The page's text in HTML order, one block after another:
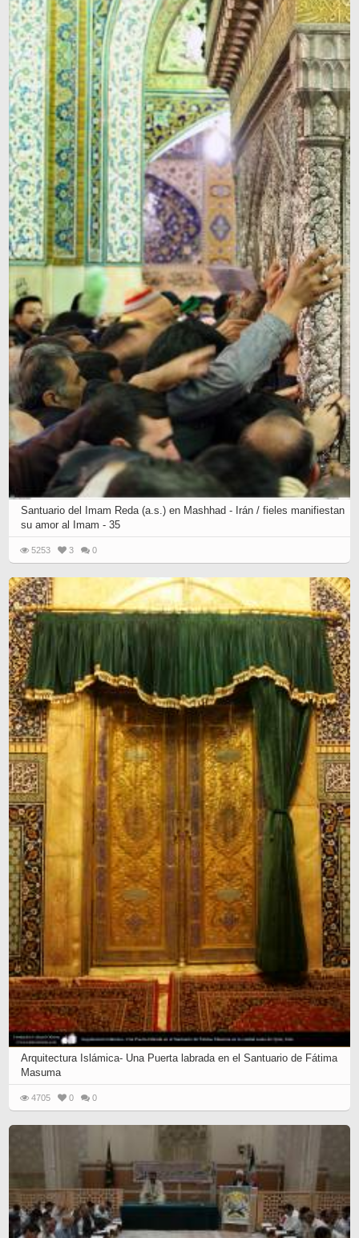
Santuario del Imam Reda (a.s.) en Mashhad - Irán / fieles manifiestan
su amor al Imam - 35
5253 3 0
Arquitectura Islámica- Una Puerta labrada en el Santuario de Fátima
Masuma
4705 0 0